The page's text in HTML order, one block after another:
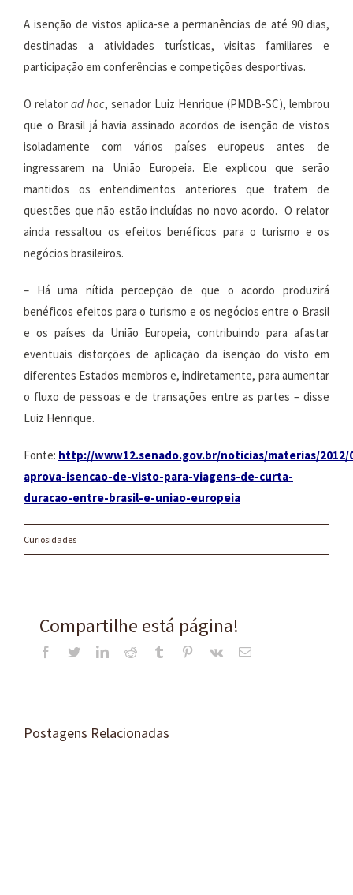
A isenção de vistos aplica-se a permanências de até 90 dias,
destinadas a atividades turísticas, visitas familiares e
participação em conferências e competições desportivas.
O relator ad hoc, senador Luiz Henrique (PMDB-SC), lembrou
que o Brasil já havia assinado acordos de isenção de vistos
isoladamente com vários países europeus antes de
ingressarem na União Europeia. Ele explicou que serão
mantidos os entendimentos anteriores que tratem de
questões que não estão incluídas no novo acordo. O relator
ainda ressaltou os efeitos benéficos para o turismo e os
negócios brasileiros.
– Há uma nítida percepção de que o acordo produzirá
benéficos efeitos para o turismo e os negócios entre o Brasil
e os países da União Europeia, contribuindo para afastar
eventuais distorções de aplicação da isenção do visto em
diferentes Estados membros e, indiretamente, para aumentar
o fluxo de pessoas e de transações entre as partes – disse
Luiz Henrique.
Fonte: http://www12.senado.gov.br/noticias/materias/2012/
aprova-isencao-de-visto-para-viagens-de-curta-
duracao-entre-brasil-e-uniao-europeia
Curiosidades
Compartilhe está página!
Facebook
TwitterLinkedInReddit Tumblr Pinterest
Vk
E-
Postagens Relacionadas